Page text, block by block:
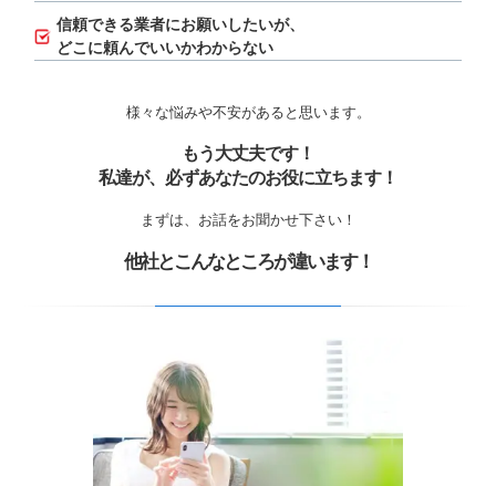
信頼できる業者にお願いしたいが、
どこに頼んでいいかわからない
様々な悩みや不安があると思います。
もう大丈夫です！
私達が、必ずあなたのお役に立ちます！
まずは、お話をお聞かせ下さい！
他社とこんなところが違います！